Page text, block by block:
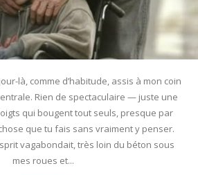
là, comme d’habitude, assis à mon coin
Rien de spectaculaire — juste une
qui bougent tout seuls, presque par
que tu fais sans vraiment y penser.
vagabondait, très loin du béton sous
mes roues et...